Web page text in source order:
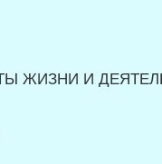
ЖИЗНИ И